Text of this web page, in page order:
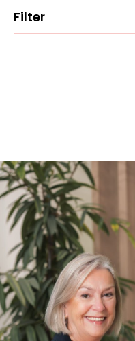
Filter